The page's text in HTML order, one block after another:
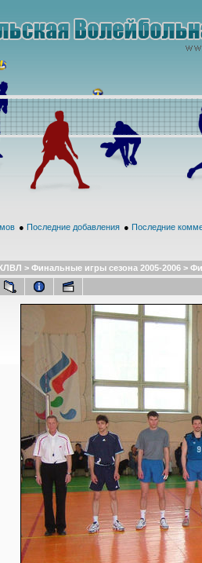
● Последние добавления ● Последние
> Финальные игры сезона 2005-2006 >